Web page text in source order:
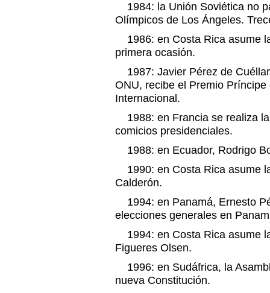
1984: la Unión Soviética no
Olímpicos de Los Ángeles.
1986: en Costa Rica asume
primera ocasión.
1987: Javier Pérez de
ONU, recibe el Premio
Internacional.
1988: en Francia se realiza
comicios presidenciales.
1988: en Ecuador, Rodrigo
1990: en Costa Rica asume
Calderón.
1994: en Panamá, Ernesto
elecciones generales en
1994: en Costa Rica asume
Figueres Olsen.
1996: en Sudáfrica, la
nueva Constitución.